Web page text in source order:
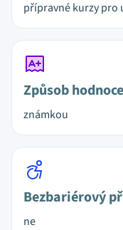
přípravné kurzy pro
Způsob
známkou
Bezbariérový
ne